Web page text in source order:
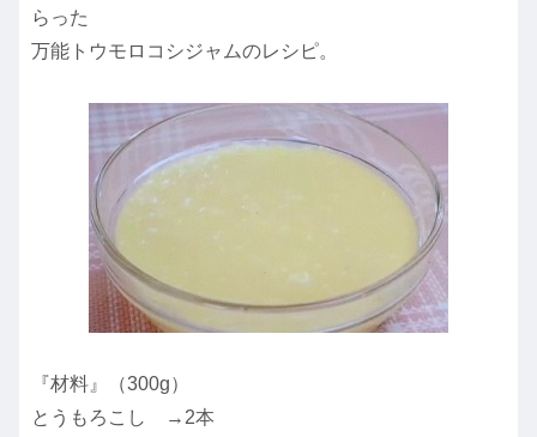
らった
万能トウモロコシジャムのレシピ。
『材料』（300g）
とうもろこし →2本